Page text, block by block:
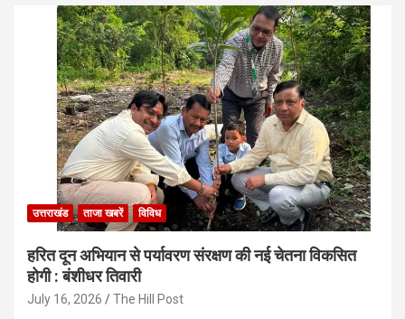
उत्तराखंड ताजा खबरें विविध
हरित दून अभियान से पर्यावरण संरक्षण की नई चेतना विकसित
होगी : बंशीधर तिवारी
July 16, 2026 The Hill Post